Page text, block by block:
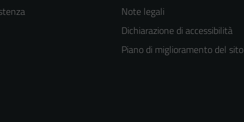
Note legali
Dichiarazione di accessibilità
Piano di miglioramento del sito